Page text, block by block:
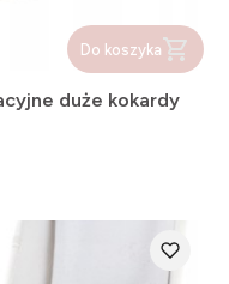
Do koszyka
duże kokardy